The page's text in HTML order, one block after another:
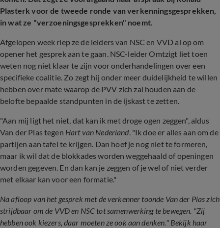
Plasterk voor de tweede ronde van verkenningsgesprekken,
in wat ze "verzoeningsgesprekken" noemt.
Afgelopen week riep ze de leiders van NSC en VVD al op om
opener het gesprek aan te gaan. NSC-leider Omtzigt liet toen
weten nog niet klaar te zijn voor onderhandelingen over een
specifieke coalitie. Zo zegt hij onder meer duidelijkheid te willen
hebben over mate waarop de PVV zich zal houden aan de
belofte bepaalde standpunten in de ijskast te zetten.
"Aan mij ligt het niet, dat kan ik met droge ogen zeggen", aldus
Van der Plas tegen Hart van Nederland. "Ik doe er alles aan om de
partijen aan tafel te krijgen. Dan hoef je nog niet te formeren,
maar ik wil dat de blokkades worden weggehaald of openingen
worden gegeven. En dan kan je zeggen of je wel of niet verder
met elkaar kan voor een formatie."
Na afloop van het gesprek met de verkenner toonde Van der Plas zich
strijdbaar om de VVD en NSC tot samenwerking te bewegen. "Zij
hebben ook kiezers, daar moeten ze ook aan denken." Bekijk haar